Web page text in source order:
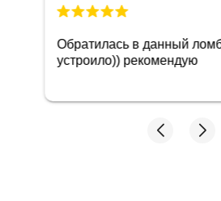
Обратилась в данный
устроило)) рекомендую